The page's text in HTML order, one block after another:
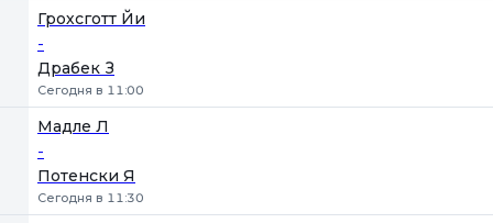
Грохсготт Йи
-
Драбек З
Сегодня в 11:00
Мадле Л
-
Потенски Я
Сегодня в 11:30